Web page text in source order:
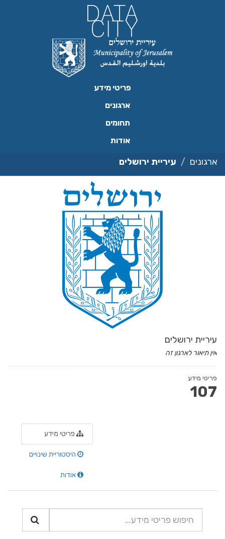
פריטי מידע
ארגונים
תחומים
אודות
ארגונים עיריית ירושלים
עיריית ירושלים
אין תיאור לארגון זה
פריטי מידע
107
פריטי מידע
היסטוריית שינויים
אודות